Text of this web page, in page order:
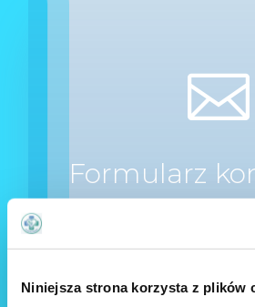
Niniejsza strona korzysta z plików

Formularz